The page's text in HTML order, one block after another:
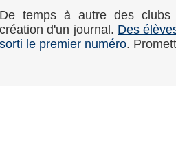
De temps à autre des clubs
création d'un journal. Des
sorti le premier numéro.